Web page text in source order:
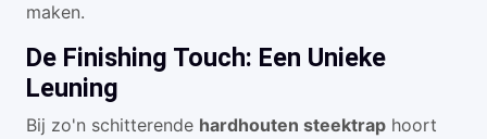
maken.
De Finishing Touch: Een Unieke
Leuning
Bij zo'n schitterende hardhouten steektrap hoort